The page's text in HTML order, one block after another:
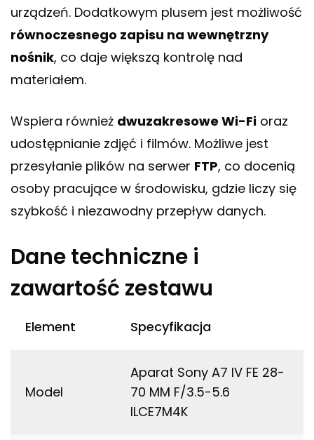
urządzeń. Dodatkowym plusem jest możliwość
równoczesnego zapisu na wewnętrzny
nośnik, co daje większą kontrolę nad
materiałem.
Wspiera również dwuzakresowe Wi-Fi oraz
udostępnianie zdjęć i filmów. Możliwe jest
przesyłanie plików na serwer FTP, co docenią
osoby pracujące w środowisku, gdzie liczy się
szybkość i niezawodny przepływ danych.
Dane techniczne i
zawartość zestawu
Element Specyfikacja
Model
Aparat Sony A7 IV FE 28-
70 MM F/3.5-5.6
ILCE7M4K